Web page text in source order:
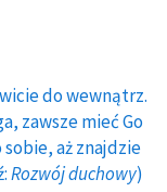
do wewnątrz.
zawsze mieć Go
aż znajdzie
Rozwój duchowy)